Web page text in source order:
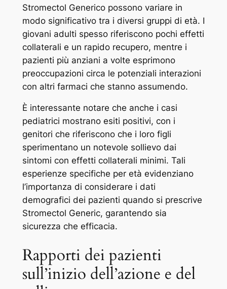
Stromectol Generico possono variare in
modo significativo tra i diversi gruppi di età. I
giovani adulti spesso riferiscono pochi effetti
collaterali e un rapido recupero, mentre i
pazienti più anziani a volte esprimono
preoccupazioni circa le potenziali interazioni
con altri farmaci che stanno assumendo.
È interessante notare che anche i casi
pediatrici mostrano esiti positivi, con i
genitori che riferiscono che i loro figli
sperimentano un notevole sollievo dai
sintomi con effetti collaterali minimi. Tali
esperienze specifiche per età evidenziano
l’importanza di considerare i dati
demografici dei pazienti quando si prescrive
Stromectol Generic, garantendo sia
sicurezza che efficacia.
Rapporti dei pazienti
sull’inizio dell’azione e del